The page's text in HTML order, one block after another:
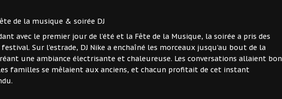
de la musique & soirée DJ
avec le premier jour de l’été et la Fête de la Musique, la soirée a pris des
festival. Sur l’estrade, DJ Nike a enchaîné les morceaux jusqu’au bout de la
une ambiance électrisante et chaleureuse. Les conversations allaient bon
familles se mêlaient aux anciens, et chacun profitait de cet instant